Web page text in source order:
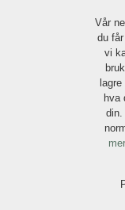
Vår
du
vi
hva
din.
mer